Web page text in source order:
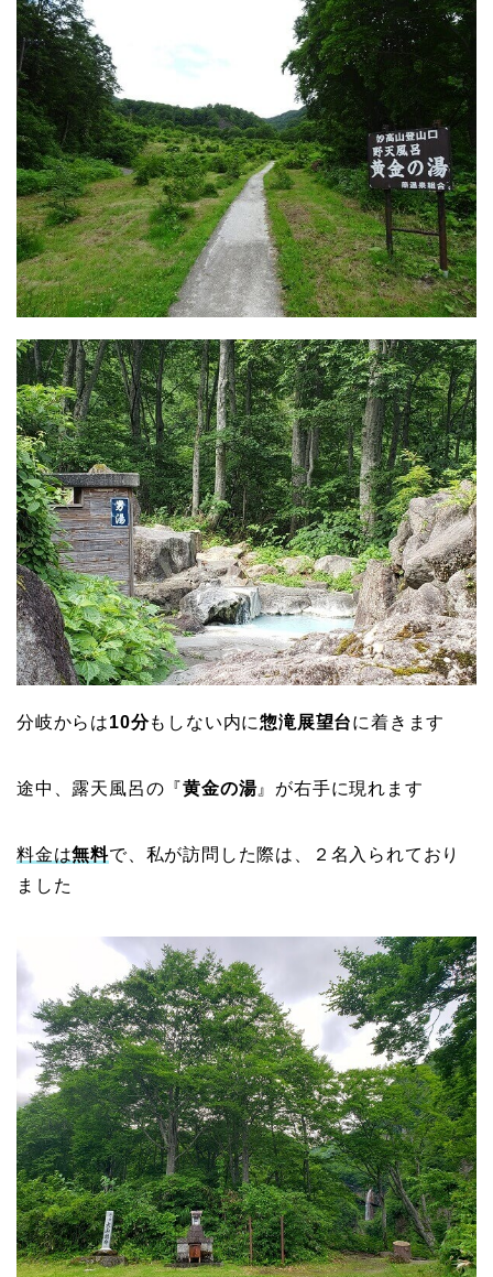
分岐からは10分もしない内に惣滝展望台に着きます
途中、露天風呂の『黄金の湯』が右手に現れます
料金は無料で、私が訪問した際は、２名入られており
ました